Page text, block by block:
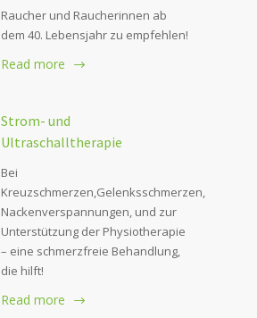
Raucher und Raucherinnen ab
dem 40. Lebensjahr zu empfehlen!
Read more
Strom- und
Ultraschalltherapie
Bei
Kreuzschmerzen,Gelenksschmerzen,
Nackenverspannungen, und zur
Unterstützung der Physiotherapie
– eine schmerzfreie Behandlung,
die hilft!
Read more